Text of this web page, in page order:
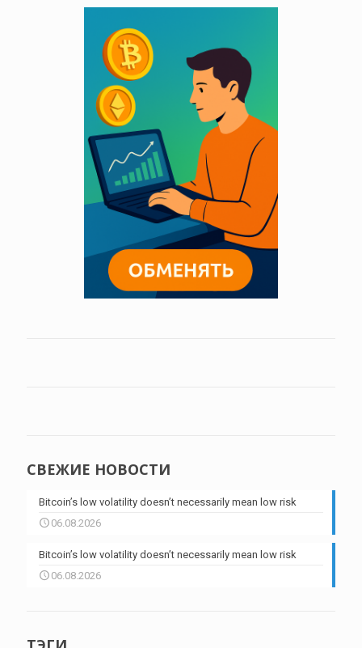
СВЕЖИЕ НОВОСТИ
Bitcoin’s low volatility doesn’t necessarily mean low risk
06.08.2026
Bitcoin’s low volatility doesn’t necessarily mean low risk
06.08.2026